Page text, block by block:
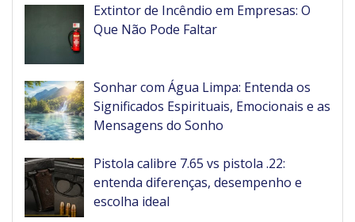
Extintor de Incêndio em Empresas: O
Que Não Pode Faltar
Sonhar com Água Limpa: Entenda os
Significados Espirituais, Emocionais e as
Mensagens do Sonho
Pistola calibre 7.65 vs pistola .22:
entenda diferenças, desempenho e
escolha ideal